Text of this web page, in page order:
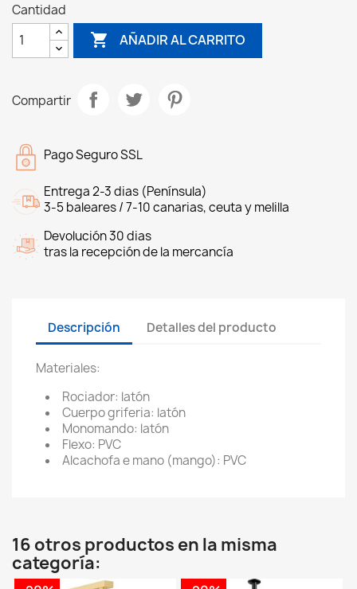
Cantidad
 AÑADIR AL CARRITO
Compartir
Pago Seguro SSL
Entrega 2-3 dias (Península)
3-5 baleares / 7-10 canarias, ceuta y melilla
Devolución 30 dias
tras la recepción de la mercancía
Descripción Detalles del producto
Materiales:
Rociador: latón
Cuerpo griferia: latón
Monomando: latón
Flexo: PVC
Alcachofa e mano (mango): PVC
16 otros productos en la misma
categoría: